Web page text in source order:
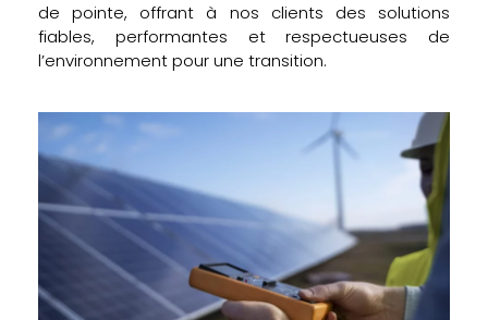
de pointe, offrant à nos clients des solutions
fiables, performantes et respectueuses de
l’environnement pour une transition.